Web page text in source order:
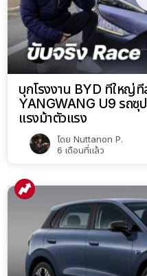
บุกโรงงาน BYD ที่ใหญ่
YANGWANG U9 รถซุ
แรงม้าตัวแรง
โดย Nuttanon P.
6 เดือนที่แล้ว